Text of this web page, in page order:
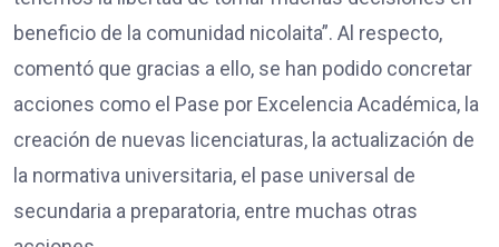
beneficio de la comunidad nicolaita”. Al respecto,
comentó que gracias a ello, se han podido concretar
acciones como el Pase por Excelencia Académica, la
creación de nuevas licenciaturas, la actualización de
la normativa universitaria, el pase universal de
secundaria a preparatoria, entre muchas otras